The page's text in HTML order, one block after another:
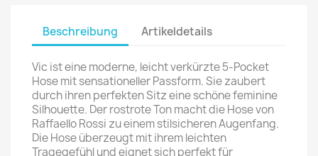
Beschreibung Artikeldetails
Vic ist eine moderne, leicht verkürzte 5-Pocket
Hose mit sensationeller Passform. Sie zaubert
durch ihren perfekten Sitz eine schöne feminine
Silhouette. Der rostrote Ton macht die Hose von
Raffaello Rossi zu einem stilsicheren Augenfang.
Die Hose überzeugt mit ihrem leichten
Tragegefühl und eignet sich perfekt für